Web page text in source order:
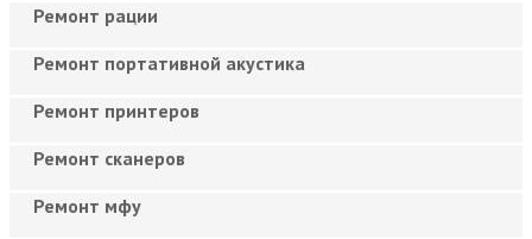
Ремонт рации
Ремонт портативной акустика
Ремонт принтеров
Ремонт сканеров
Ремонт мфу